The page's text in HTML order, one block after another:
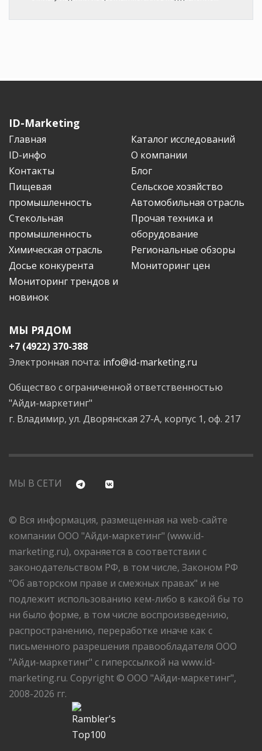
ID-Marketing
Главная
Каталог исследований
ID-инфо
О компании
Контакты
Блог
Пищевая
промышленность
Сельское хозяйство
Автомобильная отрасль
Стекольная
промышленность
Прочая техника и
оборудование
Химическая отрасль
Региональные обзоры
Досье конкурента
Мониторинг цен
Мониторинг трендов и
новинок
МЫ РЯДОМ
+7 (4922) 370-388
Электронная почта: info@id-marketing.ru
Общество с ограниченной ответственностью
"Айди-маркетинг"
г. Владимир, ул. Дворянская 27-А, корпус 1, оф. 217
МЫ В СЕТИ
© Вся информация, размещенная на web-сайте
компании ООО "Айди-маркетинг" (www.id-
marketing.ru), охраняется в соответствии с
законодательством РФ, в том числе, Законом РФ
"Об авторском праве и смежных правах" и не
подлежит использованию кем-либо в какой бы то
ни было форме, в том числе воспроизведению,
распространению, переработке иначе как с
письменного разрешения правообладателя ООО
"Айди-маркетинг" с гиперссылкой на www.id-
marketing.ru. Copyright © ООО "Айди-маркетинг",
2008-2026 гг.